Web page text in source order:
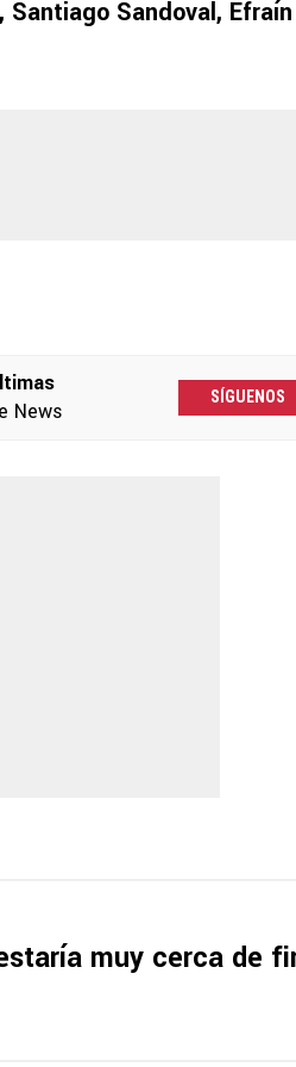
Sandoval,
News
SÍGUENOS
muy cerca de